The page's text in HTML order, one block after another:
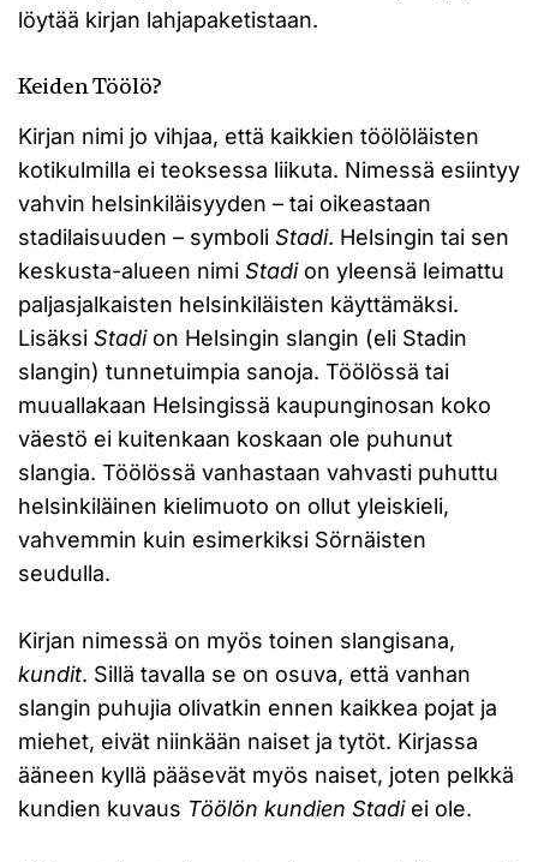
löytää kirjan lahjapaketistaan.
Keiden Töölö?
Kirjan nimi jo vihjaa, että kaikkien töölöläisten
kotikulmilla ei teoksessa liikuta. Nimessä esiintyy
vahvin helsinkiläisyyden – tai oikeastaan
stadilaisuuden – symboli Stadi. Helsingin tai sen
keskusta-alueen nimi Stadion yleensä leimattu
paljasjalkaisten helsinkiläisten käyttämäksi.
Lisäksi Stadion Helsingin slangin (eli Stadin
slangin) tunnetuimpia sanoja. Töölössä tai
muuallakaan Helsingissä kaupunginosan koko
väestö ei kuitenkaan koskaan ole puhunut
slangia. Töölössä vanhastaan vahvasti puhuttu
helsinkiläinen kielimuoto on ollut yleiskieli,
vahvemmin kuin esimerkiksi Sörnäisten
seudulla.
Kirjan nimessä on myös toinen slangisana,
kundit. Sillä tavalla se on osuva, että vanhan
slangin puhujia olivatkin ennen kaikkea pojat ja
miehet, eivät niinkään naiset ja tytöt. Kirjassa
ääneen kyllä pääsevät myös naiset, joten pelkkä
kundien kuvaus Töölön kundien Stadiei ole.